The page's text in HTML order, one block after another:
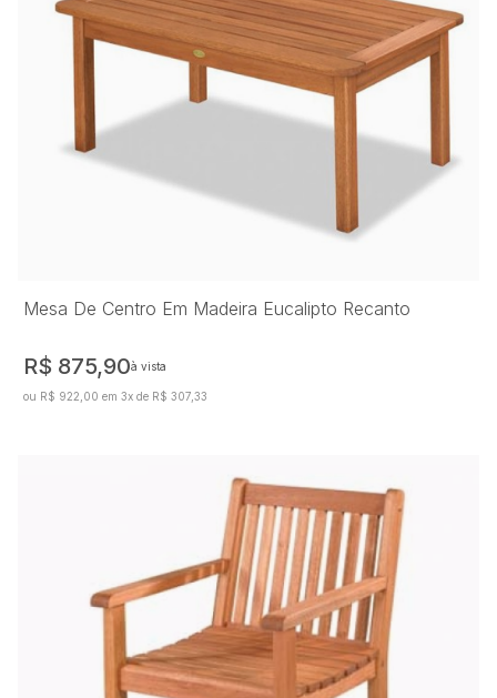
Mesa De Centro Em Madeira Eucalipto Recanto
R$ 875,90à vista
ou R$ 922,00 em 3x de R$ 307,33